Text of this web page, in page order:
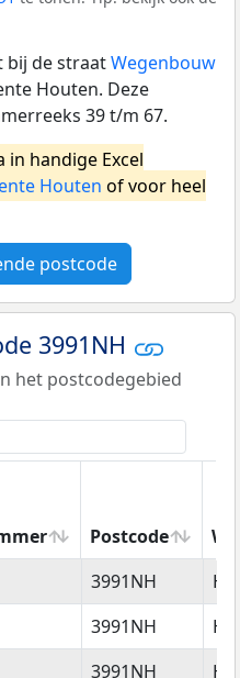
bij de straatWegenbouw
Houten. Deze
39 t/m 67.
handige Excel
Houten of voor heel
postcode
3991NH
het postcodegebied
Postcode
Postcode
3991NH
3991NH
3991NH